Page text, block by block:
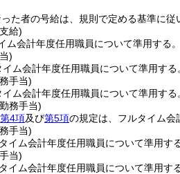
た者の号給は、規則で定める基準に従
給)
ム会計年度任用職員について準用する。
)
ム会計年度任用職員について準用する
手当)
ム会計年度任用職員について準用する
務手当)
第4項及び第5項の規定は、フルタイム会
手当)
イム会計年度任用職員について準用する
当)
イム会計年度任用職員について準用する